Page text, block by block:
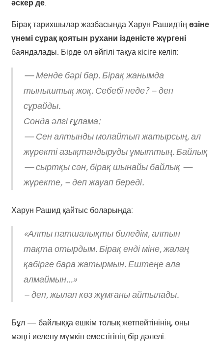
әскер де.
Бірақ тарихшылар жазбасында Харун Рашидтің өзіне
үнемі сұрақ қоятын рухани ізденісте жүргені
баяндалады. Бірде ол әйгілі тақуа кісіге келіп:
— Менде бәрі бар. Бірақ жанымда
тыныштық жоқ. Себебі неде? – деп
сұрайды.
Сонда әлгі ғұлама:
— Сен алтынды молайтып жатырсың, ал
жүректі азықтандыруды ұмыттың. Байлық
— сыртқы сән, бірақ шынайы байлық —
жүректе, – деп жауап береді.
Харун Рашид қайтыс боларында:
«Алты патшалықты биледім, алтын
тақта отырдым. Бірақ енді міне, жалаң
қабірге бара жатырмын. Ештеңе ала
алмаймын…»
– деп, жылап көз жұмғаны айтылады.
Бұл — байлыққа ешкім толық жетпейтінінің, оны
мәңгі иелену мүмкін еместігінің бір дәлелі.